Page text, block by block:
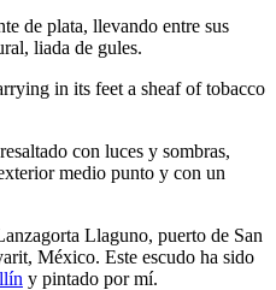
de plata, llevando entre sus
liada de gules.
in its feet a sheaf of tobacco
con luces y sombras,
medio punto y con un
Llaguno, puerto de San
México. Este escudo ha sido
y pintado por mí.